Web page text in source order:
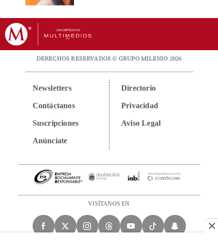
DERECHOS RESERVADOS © GRUPO MILENIO 2026
Newsletters
Contáctanos
Suscripciones
Anúnciate
Directorio
Privacidad
Aviso Legal
VISÍTANOS EN